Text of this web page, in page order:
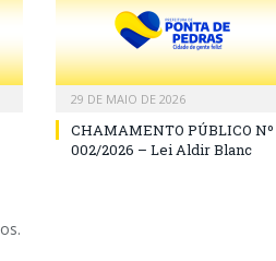
29 DE MAIO DE 2026
CHAMAMENTO PÚBLICO Nº
002/2026 – Lei Aldir Blanc